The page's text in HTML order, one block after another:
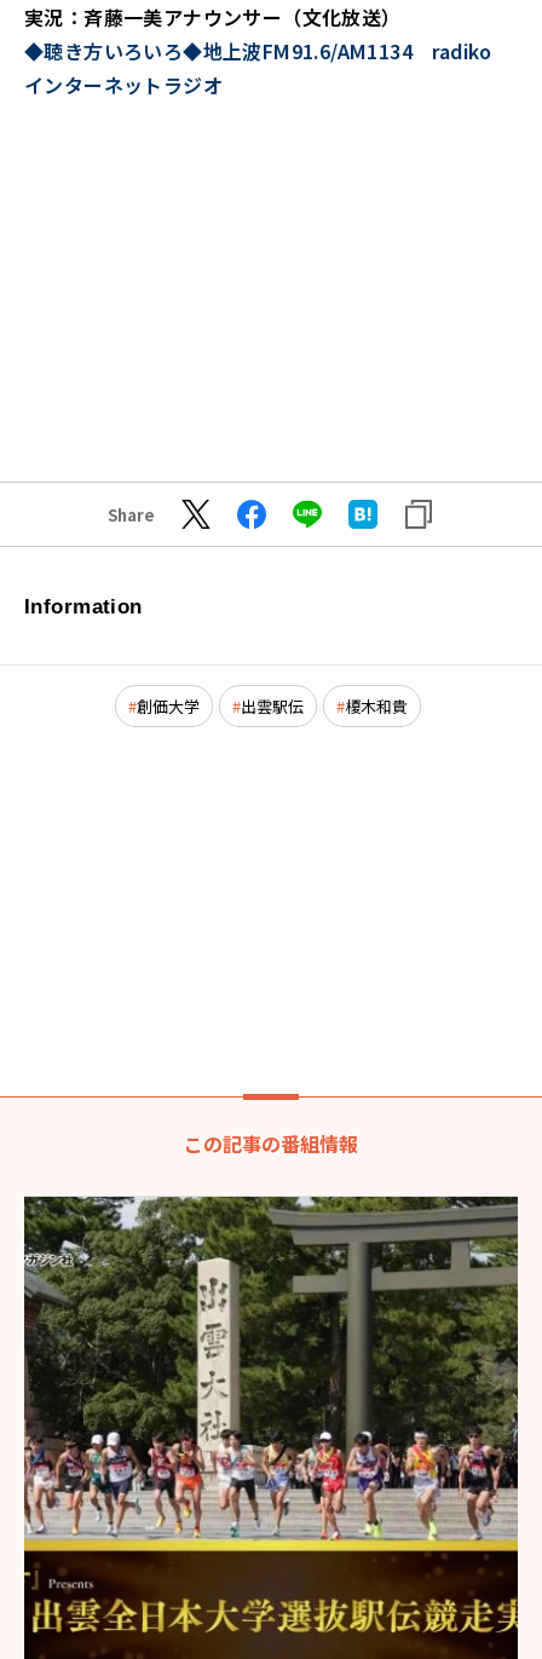
実況：斉藤一美アナウンサー（文化放送）
◆聴き方いろいろ◆地上波FM91.6/AM1134 radiko
インターネットラジオ
Share
Information
創価大学 出雲駅伝 榎木和貴
この記事の番組情報